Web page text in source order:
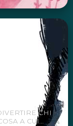
CHI
A CUI...